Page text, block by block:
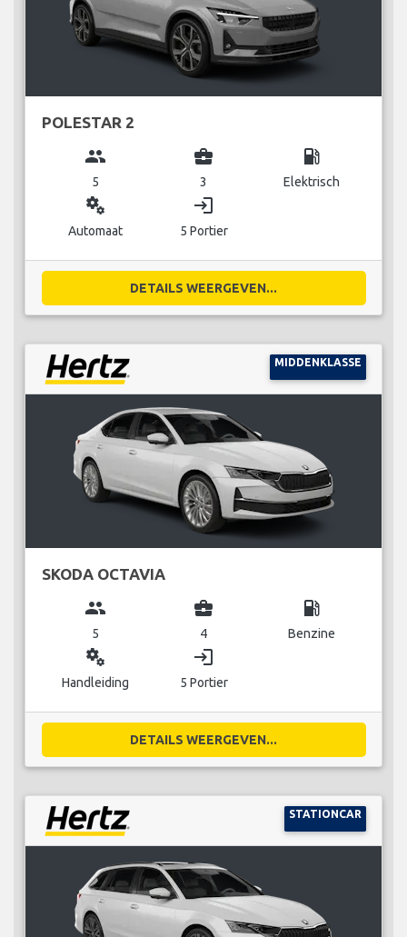
POLESTAR 2
group
5
business_center
3
local_gas_station
Elektrisch
miscellaneous_services
Automaat
login
5 Portier
DETAILS WEERGEVEN...
MIDDENKLASSE
SKODA OCTAVIA
group
5
business_center
4
local_gas_station
Benzine
miscellaneous_services
Handleiding
login
5 Portier
DETAILS WEERGEVEN...
STATIONCAR